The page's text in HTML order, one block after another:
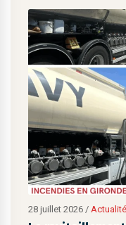
28 juillet 2026 / Actualité